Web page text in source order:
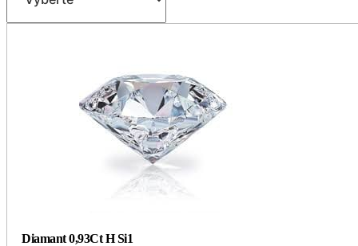
Diamant 0,93Ct H Si1